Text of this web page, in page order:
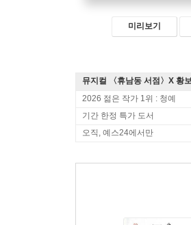
미리보기
2026 젊은 작가 1위 : 청예
기간 한정 특가 도서
오직, 예스24에서만